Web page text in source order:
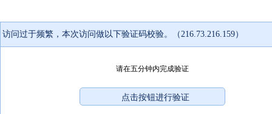
访问过于频繁，本次访问做以下验证码校验。（216.73.216.159）
请在五分钟内完成验证